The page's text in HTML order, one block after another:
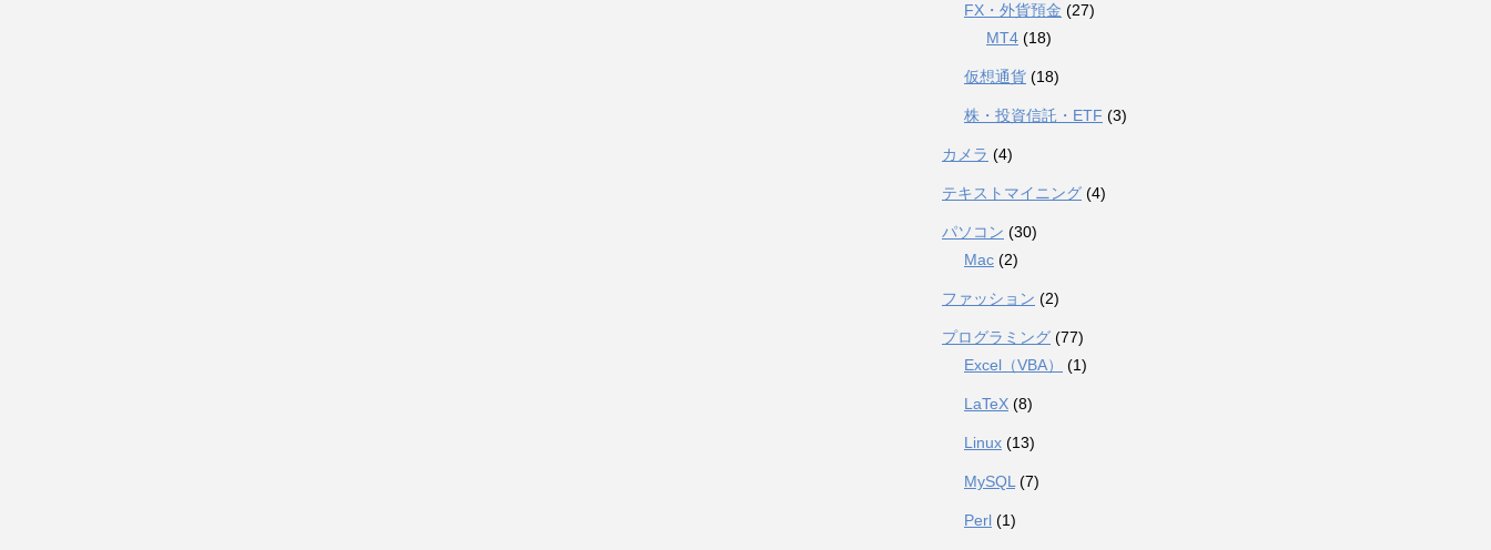
FX・外貨預金 (27)
MT4 (18)
仮想通貨 (18)
株・投資信託・ETF (3)
カメラ (4)
テキストマイニング (4)
パソコン (30)
Mac (2)
ファッション (2)
プログラミング (77)
Excel（VBA）
(1)
LaTeX (8)
Linux (13)
MySQL (7)
Perl (1)